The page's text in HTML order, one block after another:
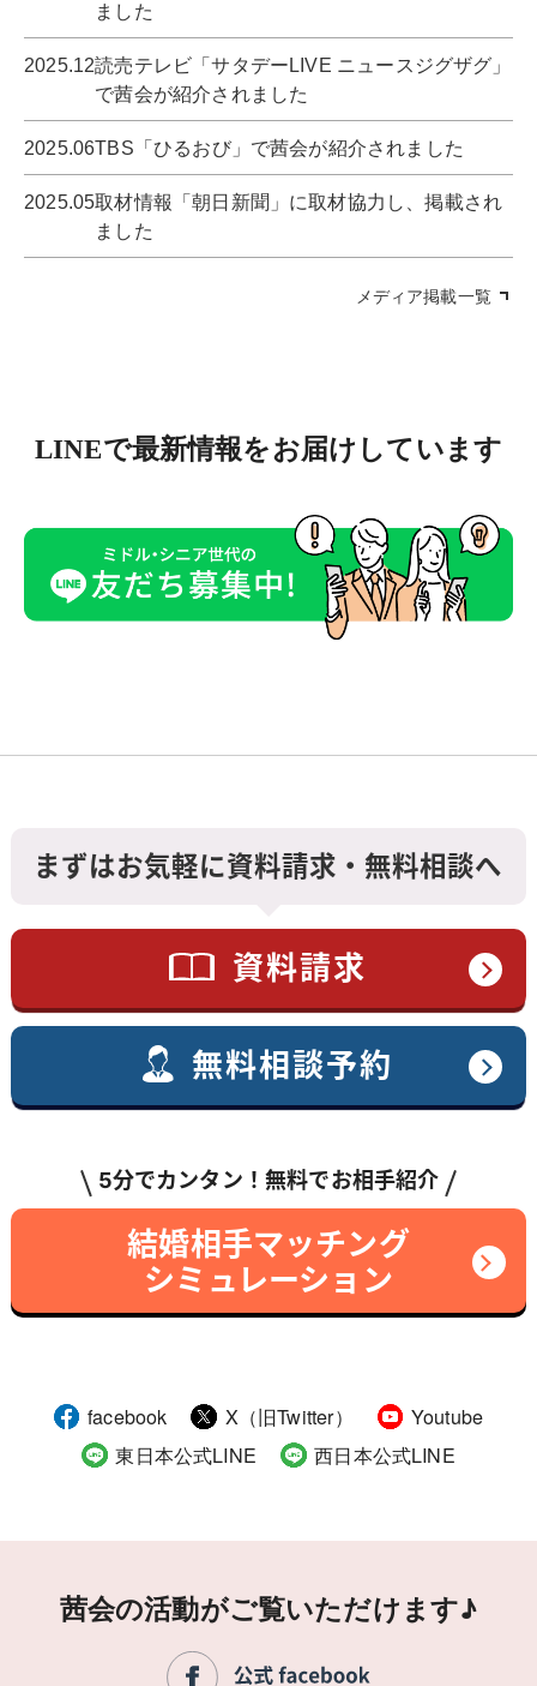
ました
2025.12読売テレビ「サタデーLIVE ニュースジグザグ」
で茜会が紹介されました
2025.06TBS「ひるおび」で茜会が紹介されました
2025.05取材情報「朝日新聞」に取材協力し、掲載され
ました
メディア掲載一覧
LINEで最新情報をお届けしています
まずはお気軽に資料請求・無料相談へ
資料請求
無料相談予約
5分でカンタン！無料でお相手紹介
結婚相手マッチング
シミュレーション
facebook X（旧Twitter）
Youtube
東日本公式LINE
西日本公式LINE
茜会の活動がご覧いただけます♪